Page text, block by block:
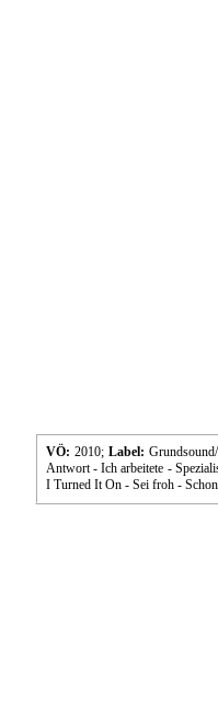
VÖ: 2010; Label:
Antwort - Ich arbeitete -
I Turned It On - Sei froh -